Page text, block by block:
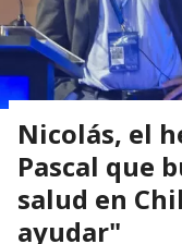
Nicolás, el
Pascal que
salud en
ayudar"